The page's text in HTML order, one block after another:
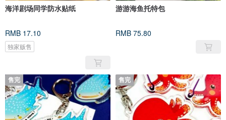
海洋剧场同学防水贴纸
RMB 17.10
独家贩售
游游海鱼托特包
RMB 75.80
售完 售完